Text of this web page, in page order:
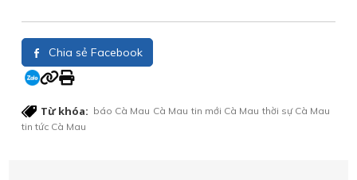
Chia sẻ Facebook
Từ khóa: báo Cà Mau Cà Mau tin mới Cà Mau thời sự Cà Mau
tin tức Cà Mau